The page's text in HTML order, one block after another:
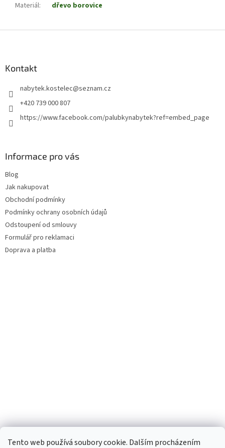
Tento web používá soubory cookie. Dalším procházením
Materiál: dřevo borovice
Kontakt
nabytek.kostelec@seznam.cz
+420 739 000 807
https://www.facebook.com/palubkynabytek?ref=embed_page
Informace pro vás
Blog
Jak nakupovat
Obchodní podmínky
Podmínky ochrany osobních údajů
Odstoupení od smlouvy
Formulář pro reklamaci
Doprava a platba
Facebook